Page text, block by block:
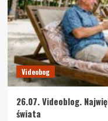
Videobog
26.07. Videoblog.
świata